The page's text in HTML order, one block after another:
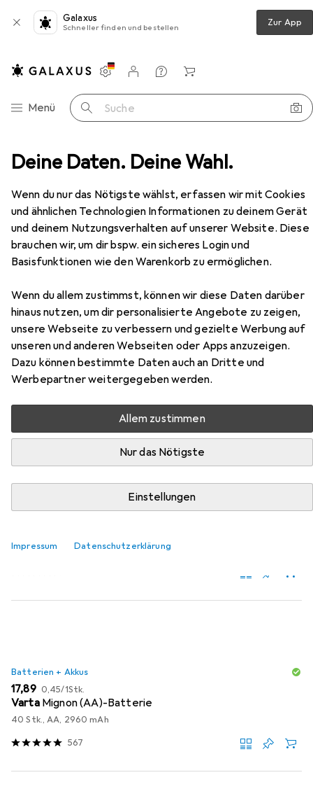
Deine Daten. Deine Wahl.
Wenn du nur das Nötigste wählst, erfassen wir mit Cookies
und ähnlichen Technologien Informationen zu deinem Gerät
und deinem Nutzungsverhalten auf unserer Website. Diese
brauchen wir, um dir bspw. ein sicheres Login und
Basisfunktionen wie den Warenkorb zu ermöglichen.
Wenn du allem zustimmst, können wir diese Daten darüber
hinaus nutzen, um dir personalisierte Angebote zu zeigen,
unsere Webseite zu verbessern und gezielte Werbung auf
unseren und anderen Webseiten oder Apps anzuzeigen.
Dazu können bestimmte Daten auch an Dritte und
Werbepartner weitergegeben werden.
Allem zustimmen
Nur das Nötigste
Einstellungen
Impressum Datenschutzerklärung
Galaxus
Schneller finden und bestellen Zur App
Navigation nach Kategorien
Menü Suche
Einstellungen
Kundenkonto
Vergleichslisten
Merklisten
Warenkorb
Wecker + Uhren Wanduhr TFA Wanduhr
EUR
20,63
TFAWanduhr
29.80 cm
Zubehör für TFA Wanduhr
Hier findest du passendes Zubehör zum Produkt TFA
Wanduhr aus der Kategorie Batterien + Akkus.
24 Stk., AA, 2960 mAh
Batterien + Akkus
EUR
17,89 EUR
0,45/1Stk.
Varta Mignon (AA)-Batterie
40 Stk., AA, 2960 mAh
567